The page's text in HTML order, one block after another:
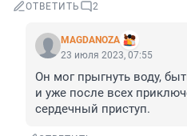
ОТВЕТИТЬ 2
MAGDANOZA
23 июля 2023, 07:55
Он мог прыгнуть воду,
и уже после всех
сердечный приступ.